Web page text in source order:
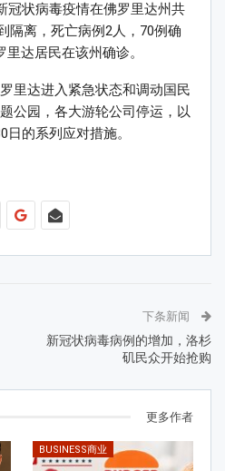
冠状病毒疫情在佛罗里达州共
隔离，死亡病例2人，70例确
达居民在该州确诊。
里达进入紧急状态和调动国民
公园，各大游轮公司停运，以
的系列应对措施。
下条新闻
新冠状病毒病例的增加，洛杉
矶民众开始抢购
更多作者
BUSINESS商业